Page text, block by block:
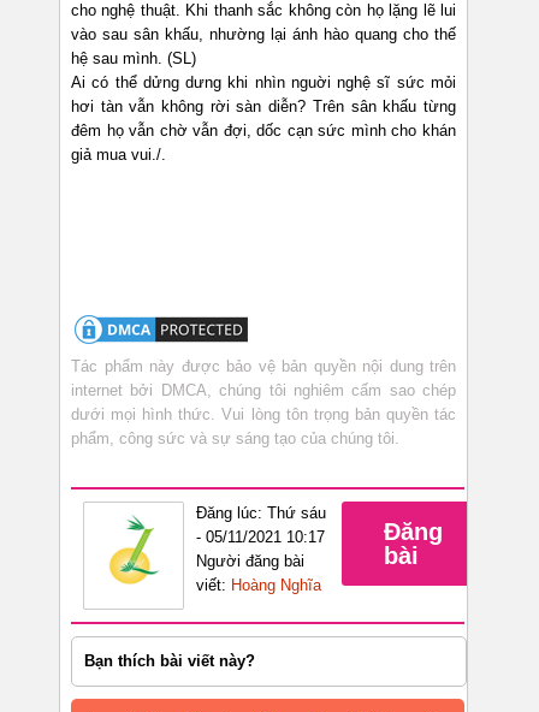
cho nghệ thuật. Khi thanh sắc không còn họ lặng lẽ lui
vào sau sân khấu, nhường lại ánh hào quang cho thế
hệ sau mình. (SL)
Ai có thể dửng dưng khi nhìn nguời nghệ sĩ sức mỏi
hơi tàn vẫn không rời sàn diễn? Trên sân khấu từng
đêm họ vẫn chờ vẫn đợi, dốc cạn sức mình cho khán
giả mua vui./.
Tác phẩm này được bảo vệ bản quyền nội dung trên
internet bởi DMCA, chúng tôi nghiêm cấm sao chép
dưới mọi hình thức. Vui lòng tôn trọng bản quyền tác
phẩm, công sức và sự sáng tạo của chúng tôi.
Đăng lúc: Thứ sáu
- 05/11/2021 10:17
Người đăng bài
viết: Hoàng Nghĩa
Đăng
bài
Bạn thích bài viết này?